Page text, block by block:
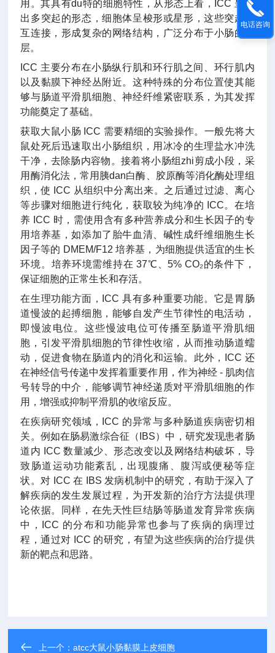
用。其具有du特的细胞特性，从形态上看，ICC 呈现
出多突起的形态，细胞体呈梭形或星形，这些突起相
互连接，形成复杂的网络结构，广泛分布于小肠的肌
层。
ICC 主要分布在小肠纵行肌和环行肌之间、环行肌内
以及黏膜下神经丛附近。这种特殊的分布位置使其能
够与肠道平滑肌细胞、神经纤维紧密联系，为其发挥
功能奠定了基础。
获取大鼠小肠 ICC 需要精细的实验操作。一般先将大
鼠处死后迅速取出小肠组织，用冰冷的生理盐水冲洗
干净，去除肠内容物。接着将小肠组zhi剪成小段，采
用酶消化法，常用胰dan白酶、胶原酶等消化酶处理组
织，使 ICC 从组织中分离出来。之后通过过滤、离心
等步骤对细胞进行纯化，获取较为纯净的 ICC。在培
养 ICC 时，需使用含有多种营养成分和生长因子的专
用培养基，如添加了胎牛血清、碱性成纤维细胞生长
因子等的 DMEM/F12 培养基，为细胞提供适宜的生长
环境。培养环境需维持在 37℃、5% CO₂的条件下，
保证细胞的正常生长和存活。
在生理功能方面，ICC 具有多种重要功能。它是胃肠
道慢波的起搏细胞，能够自发产生节律性的电活动，
即慢波电位。这些慢波电位可传播至肠道平滑肌细
胞，引发平滑肌细胞的节律性收缩，从而推动肠道蠕
动，促进食物在肠道内的消化和运输。此外，ICC 还
在神经信号传递中发挥着重要作用，作为神经 - 肌肉信
号转导的中介，能够调节神经递质对平滑肌细胞的作
用，增强或抑制平滑肌的收缩反应。
在疾病研究领域，ICC 的异常与多种肠道疾病密切相
关。例如在肠易激综合征（IBS）中，研究发现患者肠
道内 ICC 数量减少、形态改变以及网络结构破坏，导
致肠道运动功能紊乱，出现腹痛、腹泻或便秘等症
状。对 ICC 在 IBS 发病机制中的研究，有助于深入了
解疾病的发生发展过程，为开发新的治疗方法提供理
论依据。同样，在先天性巨结肠等肠道发育异常疾病
中，ICC 的分布和功能异常也参与了疾病的病理过
程，通过对 ICC 的研究，有望为这些疾病的治疗提供
新的靶点和思路。
上一个：atcc大鼠小肠黏膜上皮细胞
电话咨询